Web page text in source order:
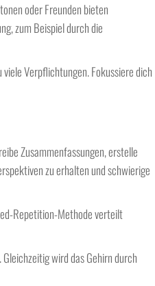
oder Freunden bieten
zum Beispiel durch die
Verpflichtungen. Fokussiere dich
Zusammenfassungen, erstelle
zu erhalten und schwierige
Repetition-Methode verteilt
wird das Gehirn durch